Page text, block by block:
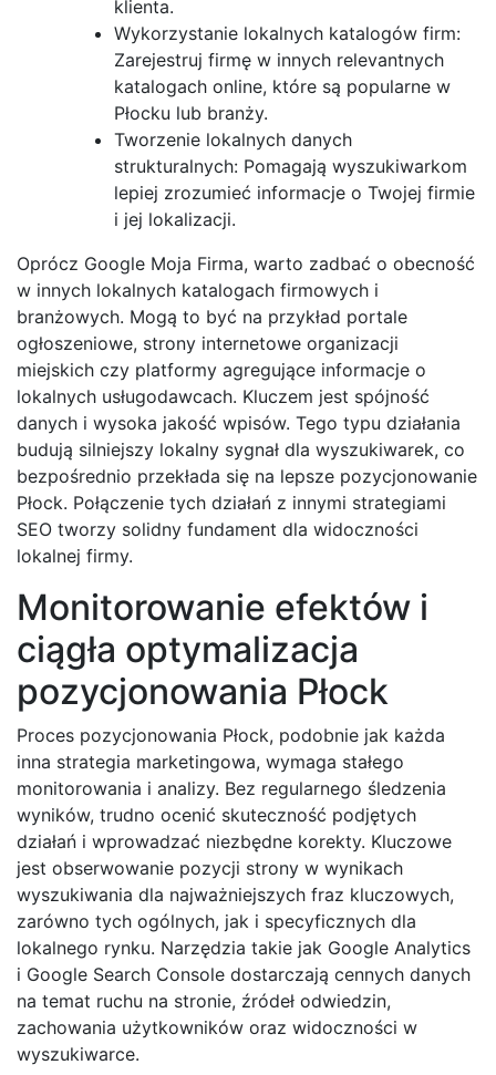
klienta.
Wykorzystanie lokalnych katalogów firm:
Zarejestruj firmę w innych relevantnych
katalogach online, które są popularne w
Płocku lub branży.
Tworzenie lokalnych danych
strukturalnych: Pomagają wyszukiwarkom
lepiej zrozumieć informacje o Twojej firmie
i jej lokalizacji.
Oprócz Google Moja Firma, warto zadbać o obecność
w innych lokalnych katalogach firmowych i
branżowych. Mogą to być na przykład portale
ogłoszeniowe, strony internetowe organizacji
miejskich czy platformy agregujące informacje o
lokalnych usługodawcach. Kluczem jest spójność
danych i wysoka jakość wpisów. Tego typu działania
budują silniejszy lokalny sygnał dla wyszukiwarek, co
bezpośrednio przekłada się na lepsze pozycjonowanie
Płock. Połączenie tych działań z innymi strategiami
SEO tworzy solidny fundament dla widoczności
lokalnej firmy.
Monitorowanie efektów i
ciągła optymalizacja
pozycjonowania Płock
Proces pozycjonowania Płock, podobnie jak każda
inna strategia marketingowa, wymaga stałego
monitorowania i analizy. Bez regularnego śledzenia
wyników, trudno ocenić skuteczność podjętych
działań i wprowadzać niezbędne korekty. Kluczowe
jest obserwowanie pozycji strony w wynikach
wyszukiwania dla najważniejszych fraz kluczowych,
zarówno tych ogólnych, jak i specyficznych dla
lokalnego rynku. Narzędzia takie jak Google Analytics
i Google Search Console dostarczają cennych danych
na temat ruchu na stronie, źródeł odwiedzin,
zachowania użytkowników oraz widoczności w
wyszukiwarce.